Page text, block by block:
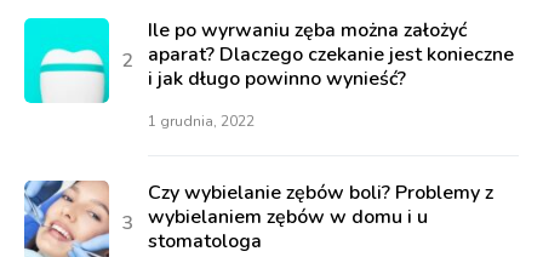
Ile po wyrwaniu zęba można założyć
aparat? Dlaczego czekanie jest konieczne
i jak długo powinno wynieść?
1 grudnia, 2022
Czy wybielanie zębów boli? Problemy z
wybielaniem zębów w domu i u
stomatologa